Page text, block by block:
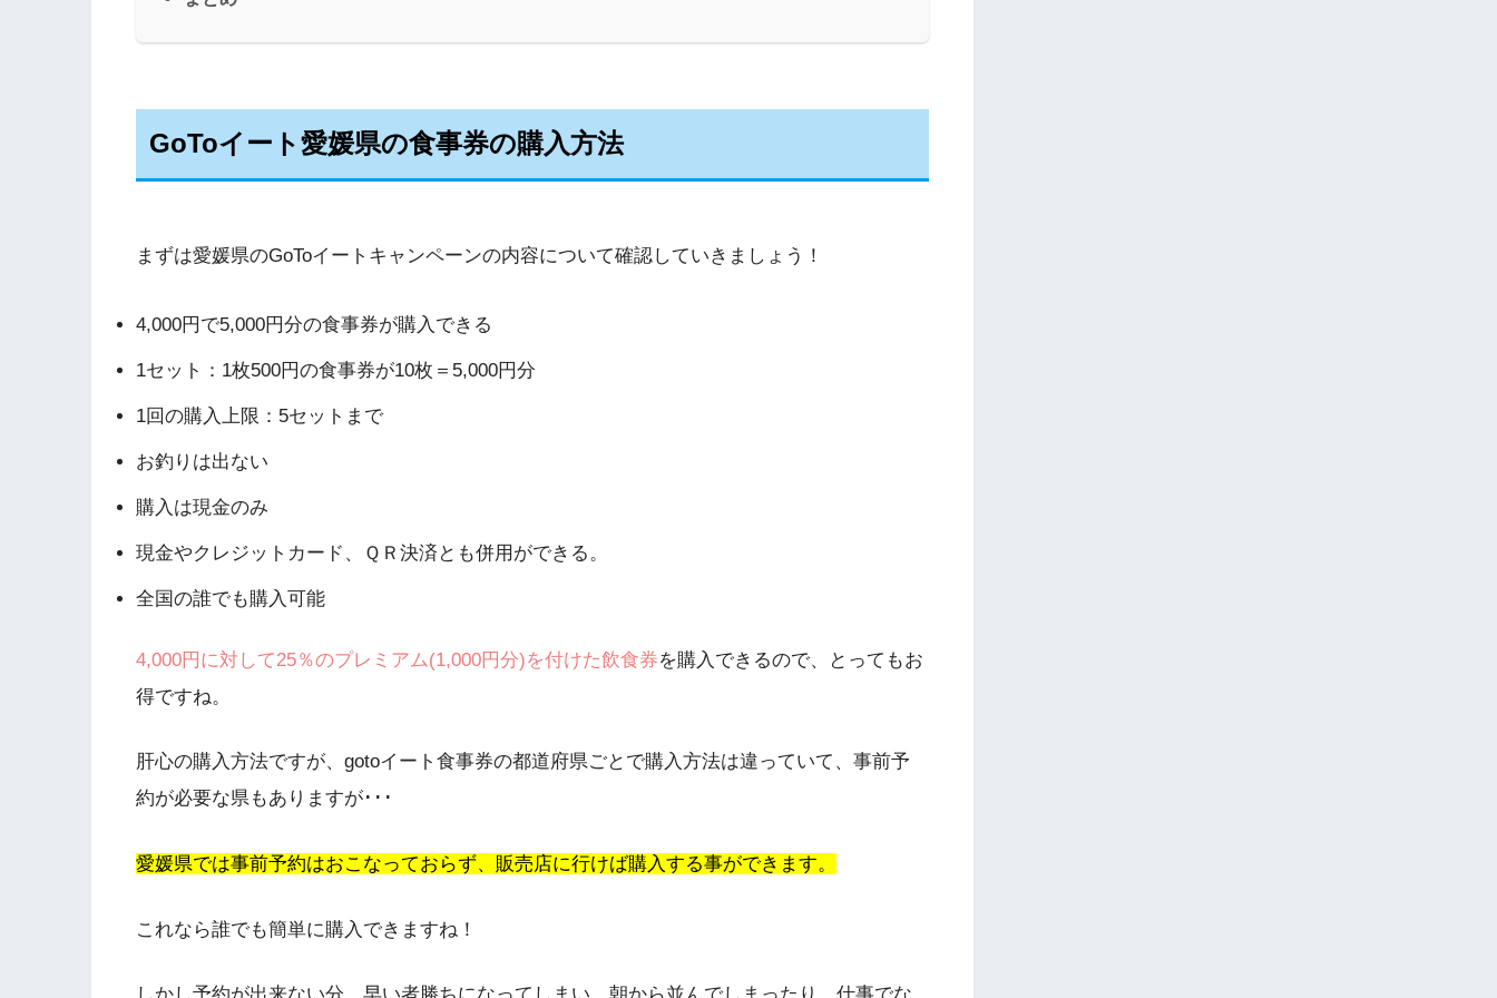
GoToイート愛媛県の食事券の購入方法
まずは愛媛県のGoToイートキャンペーンの内容について確認していきましょう！
4,000円で5,000円分の食事券が購入できる
1セット：1枚500円の食事券が10枚＝5,000円分
1回の購入上限：5セットまで
お釣りは出ない
購入は現金のみ
現金やクレジットカード、ＱＲ決済とも併用ができる。
全国の誰でも購入可能
4,000円に対して25％のプレミアム(1,000円分)を付けた飲食券を購入できるので、とってもお
得ですね。
肝心の購入方法ですが、gotoイート食事券の都道府県ごとで購入方法は違っていて、事前予
約が必要な県もありますが･･･
愛媛県では事前予約はおこなっておらず、販売店に行けば購入する事ができます。
これなら誰でも簡単に購入できますね！